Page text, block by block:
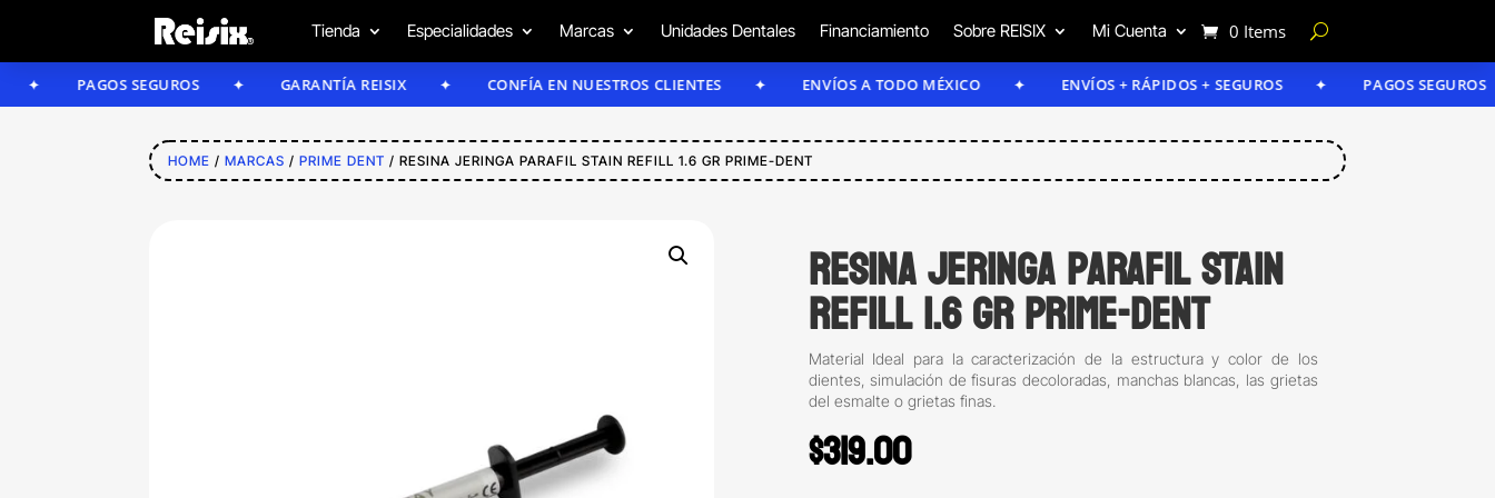
Tienda Especialidades Marcas Unidades Dentales Financiamiento Sobre REISIX Mi Cuenta 0 Items
PAGOS SEGUROS GARANTÍA REISIX CONFÍA EN NUESTROS CLIENTES ENVÍOS A TODO MÉXICO ENVÍOS + RÁPIDOS + SEGUROS PAGOS SEGUROS
HOME /MARCAS /PRIME DENT / RESINA JERINGA PARAFIL STAIN REFILL 1.6 GR PRIME-DENT
Resina jeringa Parafil STAIN
refill 1.6 gr Prime-Dent
Material Ideal para la caracterización de la estructura y color de los
dientes, simulación de fisuras decoloradas, manchas blancas, las grietas
del esmalte o grietas finas.
$319.00